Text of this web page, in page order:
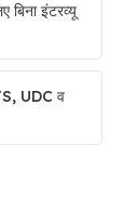
इंटरव्यू
UDC व